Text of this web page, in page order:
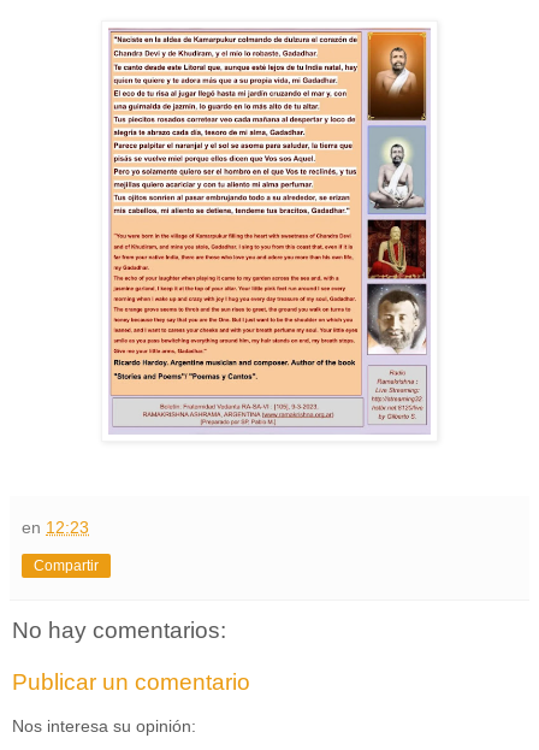
en 12:23
Compartir
No hay comentarios:
Publicar un comentario
Nos interesa su opinión: